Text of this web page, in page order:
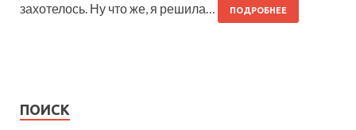
захотелось. Ну что же, я решила…
ПОДРОБНЕЕ
ПОИСК